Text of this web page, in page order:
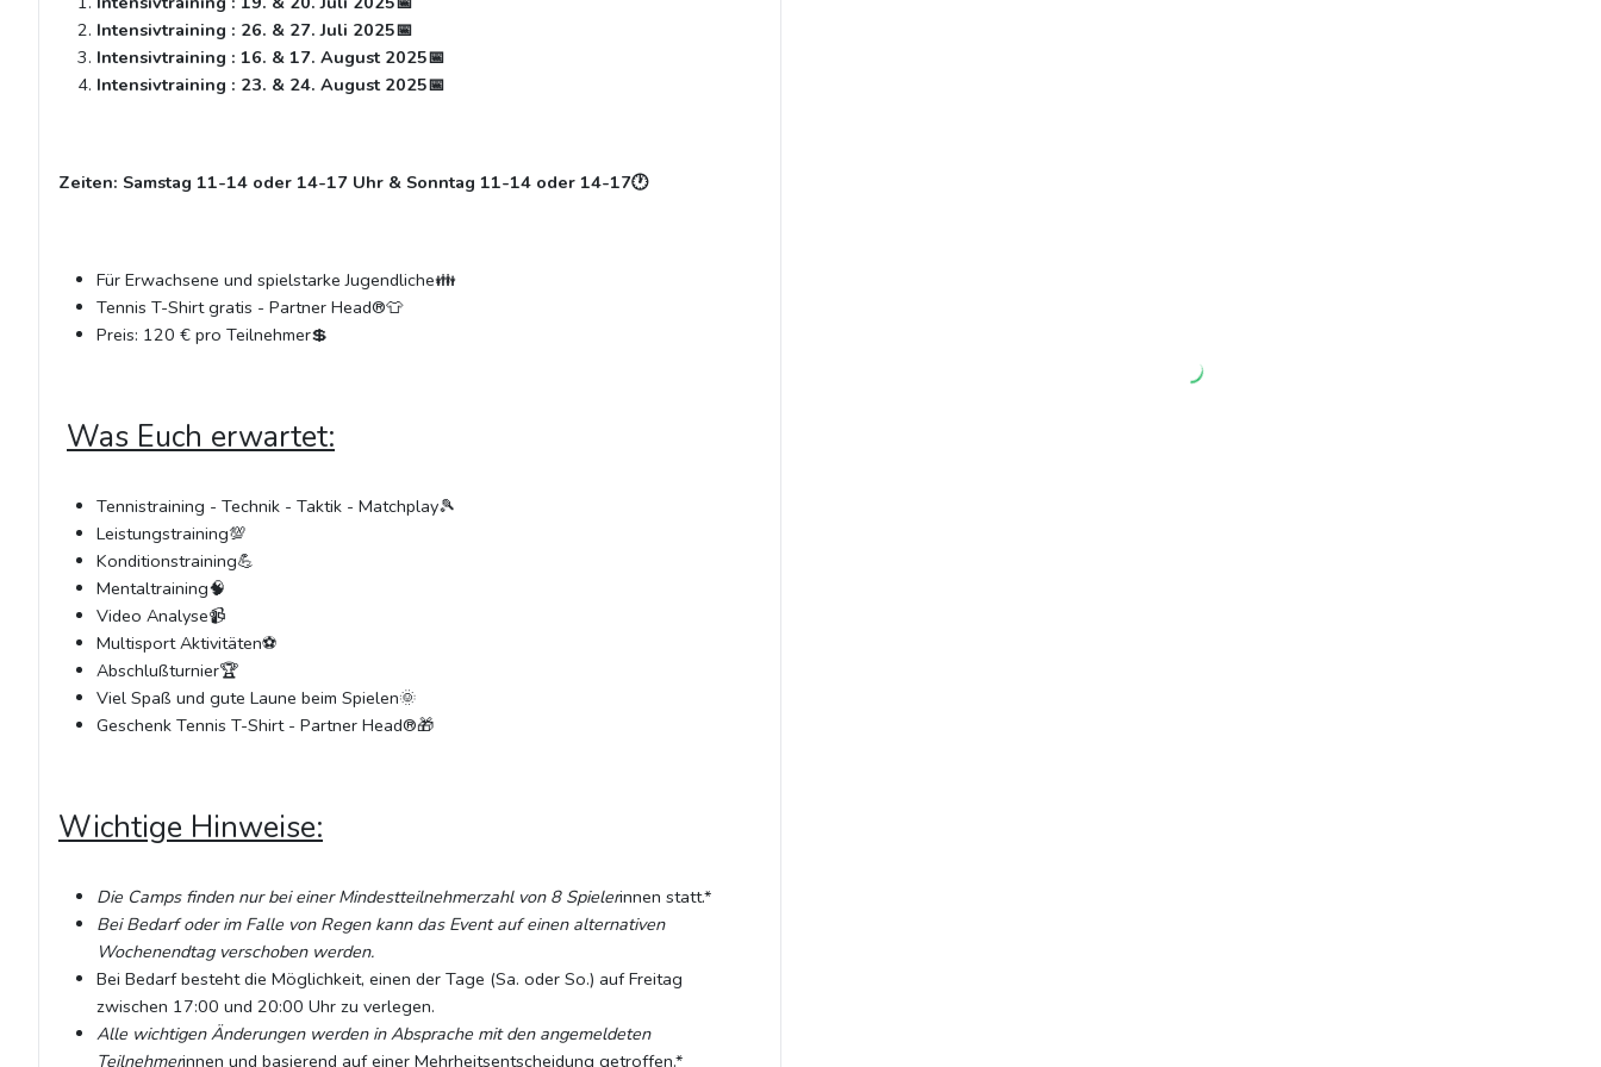
Intensivtraining : 26. & 27. Juli 2025📅
Intensivtraining : 16. & 17. August 2025📅
Intensivtraining : 23. & 24. August 2025📅
Zeiten: Samstag 11-14 oder 14-17 Uhr & Sonntag 11-14 oder 14-17🕐
Für Erwachsene und spielstarke Jugendliche👪
Tennis T-Shirt gratis - Partner Head®👕
Preis: 120 € pro Teilnehmer💲
Was Euch erwartet:
Tennistraining - Technik - Taktik - Matchplay🎾
Leistungstraining💯
Konditionstraining💪
Mentaltraining🧠
Video Analyse📹
Multisport Aktivitäten⚽
Abschlußturnier🏆
Viel Spaß und gute Laune beim Spielen🌞
Geschenk Tennis T-Shirt - Partner Head®🎁
Wichtige Hinweise:
Die Camps finden nur bei einer Mindestteilnehmerzahl von 8 Spielerinnen statt.*
Bei Bedarf oder im Falle von Regen kann das Event auf einen alternativen
Wochenendtag verschoben werden.
Bei Bedarf besteht die Möglichkeit, einen der Tage (Sa. oder So.) auf Freitag
zwischen 17:00 und 20:00 Uhr zu verlegen.
Alle wichtigen Änderungen werden in Absprache mit den angemeldeten
Teilnehmerinnen und basierend auf einer Mehrheitsentscheidung getroffen.*